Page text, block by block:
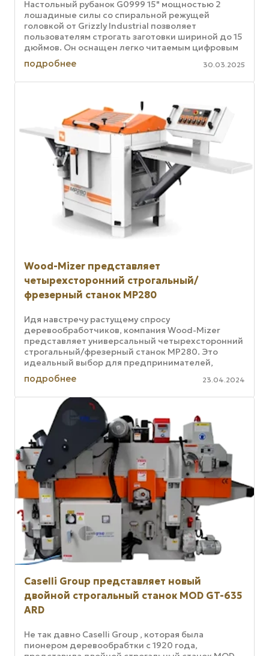
Настольный рубанок G0999 15" мощностью 2
лошадиные силы со спиральной режущей
головкой от Grizzly Industrial позволяет
пользователям строгать заготовки шириной до 15
дюймов. Он оснащен легко читаемым цифровым
индикатором толщины, микрорегулируемым ...
подробнее 30.03.2025
Wood-Mizer представляет
четырехсторонний строгальный/
фрезерный станок MP280
Идя навстречу растущему спросу
деревообработчиков, компания Wood-Mizer
представляет универсальный четырехсторонний
строгальный/фрезерный станок MP280. Это
идеальный выбор для предпринимателей,
которым нужен универсальный, эффективный,
точный и ...
подробнее 23.04.2024
Caselli Group представляет новый
двойной строгальный станок MOD GT-635
ARD
Не так давно Caselli Group , которая была
пионером деревообрабтки с 1920 года,